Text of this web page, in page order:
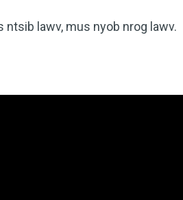
ntsib lawv, mus nyob nrog lawv.